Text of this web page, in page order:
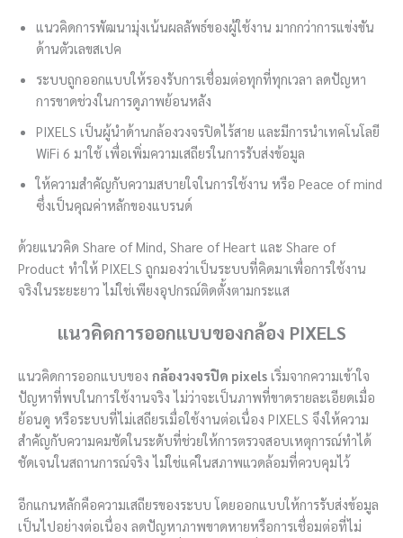
แนวคิดการพัฒนามุ่งเน้นผลลัพธ์ของผู้ใช้งาน มากกว่าการแข่งขัน
ด้านตัวเลขสเปค
ระบบถูกออกแบบให้รองรับการเชื่อมต่อทุกที่ทุกเวลา ลดปัญหา
การขาดช่วงในการดูภาพย้อนหลัง
PIXELS เป็นผู้นำด้านกล้องวงจรปิดไร้สาย และมีการนำเทคโนโลยี
WiFi 6 มาใช้ เพื่อเพิ่มความเสถียรในการรับส่งข้อมูล
ให้ความสำคัญกับความสบายใจในการใช้งาน หรือ Peace of mind
ซึ่งเป็นคุณค่าหลักของแบรนด์
ด้วยแนวคิด Share of Mind, Share of Heart และ Share of
Product ทำให้ PIXELS ถูกมองว่าเป็นระบบที่คิดมาเพื่อการใช้งาน
จริงในระยะยาว ไม่ใช่เพียงอุปกรณ์ติดตั้งตามกระแส
แนวคิดการออกแบบของกล้อง PIXELS
แนวคิดการออกแบบของ กล้องวงจรปิด pixels เริ่มจากความเข้าใจ
ปัญหาที่พบในการใช้งานจริง ไม่ว่าจะเป็นภาพที่ขาดรายละเอียดเมื่อ
ย้อนดู หรือระบบที่ไม่เสถียรเมื่อใช้งานต่อเนื่อง PIXELS จึงให้ความ
สำคัญกับความคมชัดในระดับที่ช่วยให้การตรวจสอบเหตุการณ์ทำได้
ชัดเจนในสถานการณ์จริง ไม่ใช่แค่ในสภาพแวดล้อมที่ควบคุมไว้
อีกแกนหลักคือความเสถียรของระบบ โดยออกแบบให้การรับส่งข้อมูล
เป็นไปอย่างต่อเนื่อง ลดปัญหาภาพขาดหายหรือการเชื่อมต่อที่ไม่